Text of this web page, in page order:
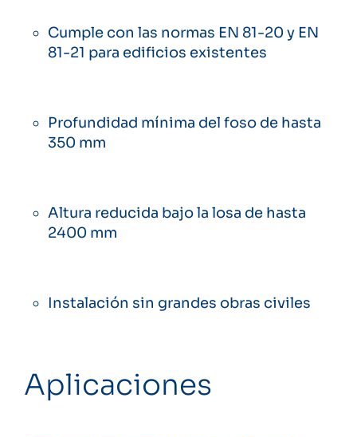
Cumple con las normas EN 81-20 y EN
81-21 para edificios existentes
Profundidad mínima del foso de hasta
350 mm
Altura reducida bajo la losa de hasta
2400 mm
Instalación sin grandes obras civiles
Aplicaciones